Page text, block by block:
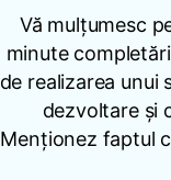
Vă mulțumesc
minute
de realizarea unui
dezvoltare și
Menționez faptul